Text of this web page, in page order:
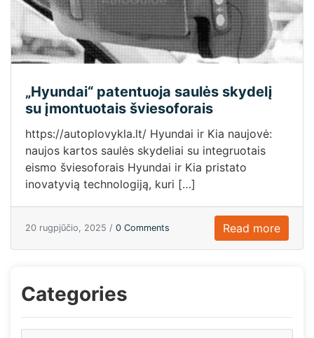
„Hyundai“ patentuoja saulės skydelį
su įmontuotais šviesoforais
https://autoplovykla.lt/ Hyundai ir Kia naujovė:
naujos kartos saulės skydeliai su integruotais
eismo šviesoforais Hyundai ir Kia pristato
inovatyvią technologiją, kuri […]
20 rugpjūčio, 2025 / 0 Comments Read more
Categories